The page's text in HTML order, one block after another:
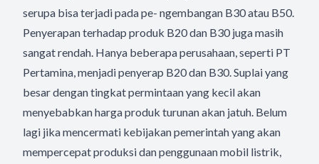
serupa bisa terjadi pada pe- ngembangan B30 atau B50.
Penyerapan terhadap produk B20 dan B30 juga masih
sangat rendah. Hanya beberapa perusahaan, seperti PT
Pertamina, menjadi penyerap B20 dan B30. Suplai yang
besar dengan tingkat permintaan yang kecil akan
menyebabkan harga produk turunan akan jatuh. Belum
lagi jika mencermati kebijakan pemerintah yang akan
mempercepat produksi dan penggunaan mobil listrik,